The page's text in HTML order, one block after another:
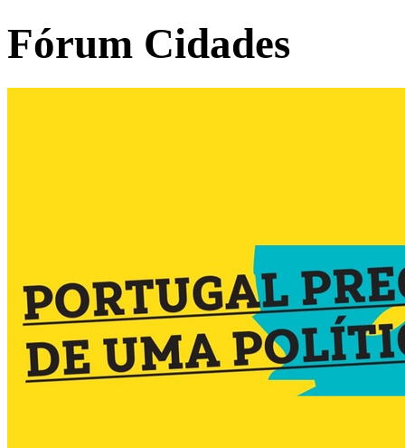
Fórum Cidades